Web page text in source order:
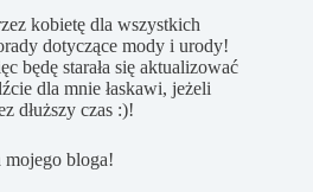
kobietę dla wszystkich
dotyczące mody i urody!
będę starała się aktualizować
dla mnie łaskawi, jeżeli
dłuższy czas :)!
mojego bloga!